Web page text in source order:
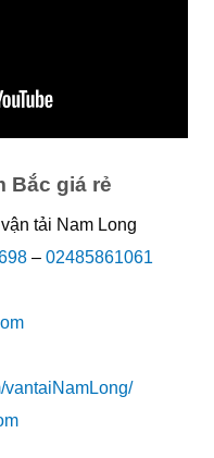
Bắc giá rẻ
tải Nam Long
– 02485861061
vantaiNamLong/